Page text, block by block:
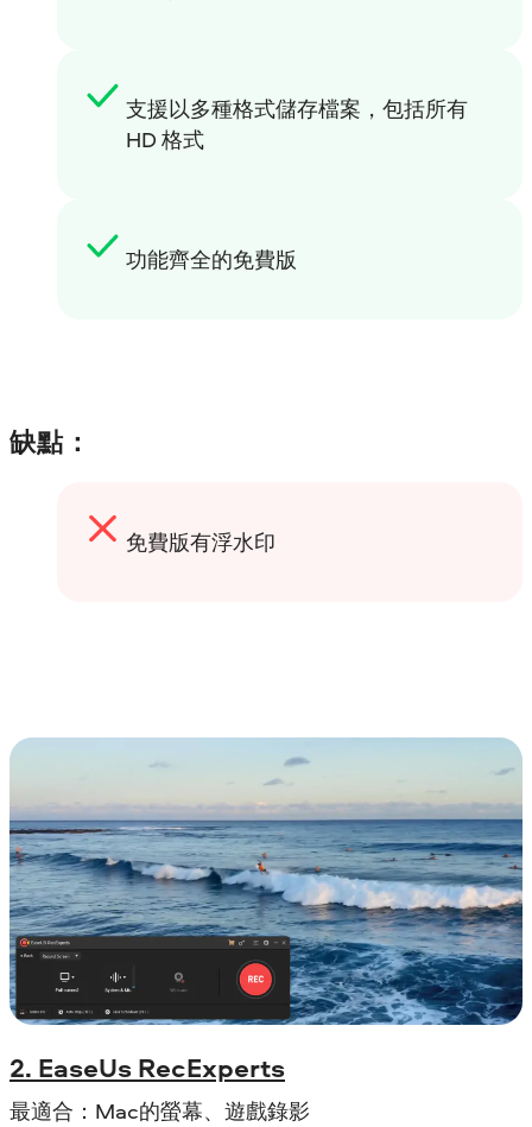
支援以多種格式儲存檔案，包括所有
HD 格式
功能齊全的免費版
缺點：
免費版有浮水印
2. EaseUs RecExperts
最適合：Mac的螢幕、遊戲錄影